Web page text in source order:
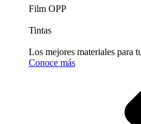
Film OPP
Tintas
Los mejores materiales para
Conoce más